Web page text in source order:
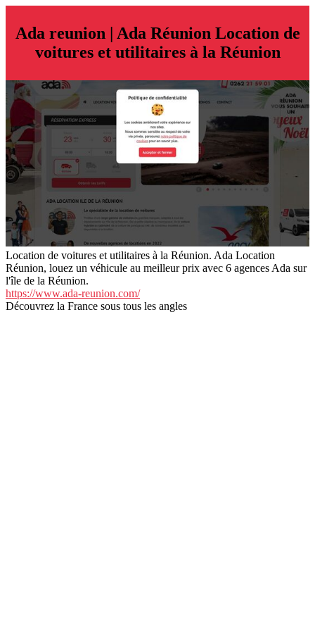
Ada reunion | Ada Réunion Location de
voitures et utilitaires à la Réunion
Location de voitures et utilitaires à la Réunion. Ada Location
Réunion, louez un véhicule au meilleur prix avec 6 agences Ada sur
l'île de la Réunion.
https://www.ada-reunion.com/
Découvrez la France sous tous les angles